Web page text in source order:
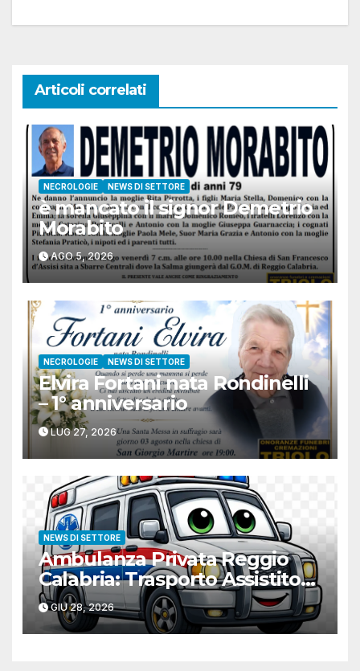
Articoli correlati
NECROLOGIE NEWS DI SETTORE
è mancato il signor Demetrio
Morabito
AGO 5, 2026
NECROLOGIE NEWS DI SETTORE
Elvira Fortani nata Rondinelli
– 1° anniversario
LUG 27, 2026
NEWS DI SETTORE
Ambulanza Privata Reggio
Calabria: Trasporto Assistito
H24
GIU 28, 2026